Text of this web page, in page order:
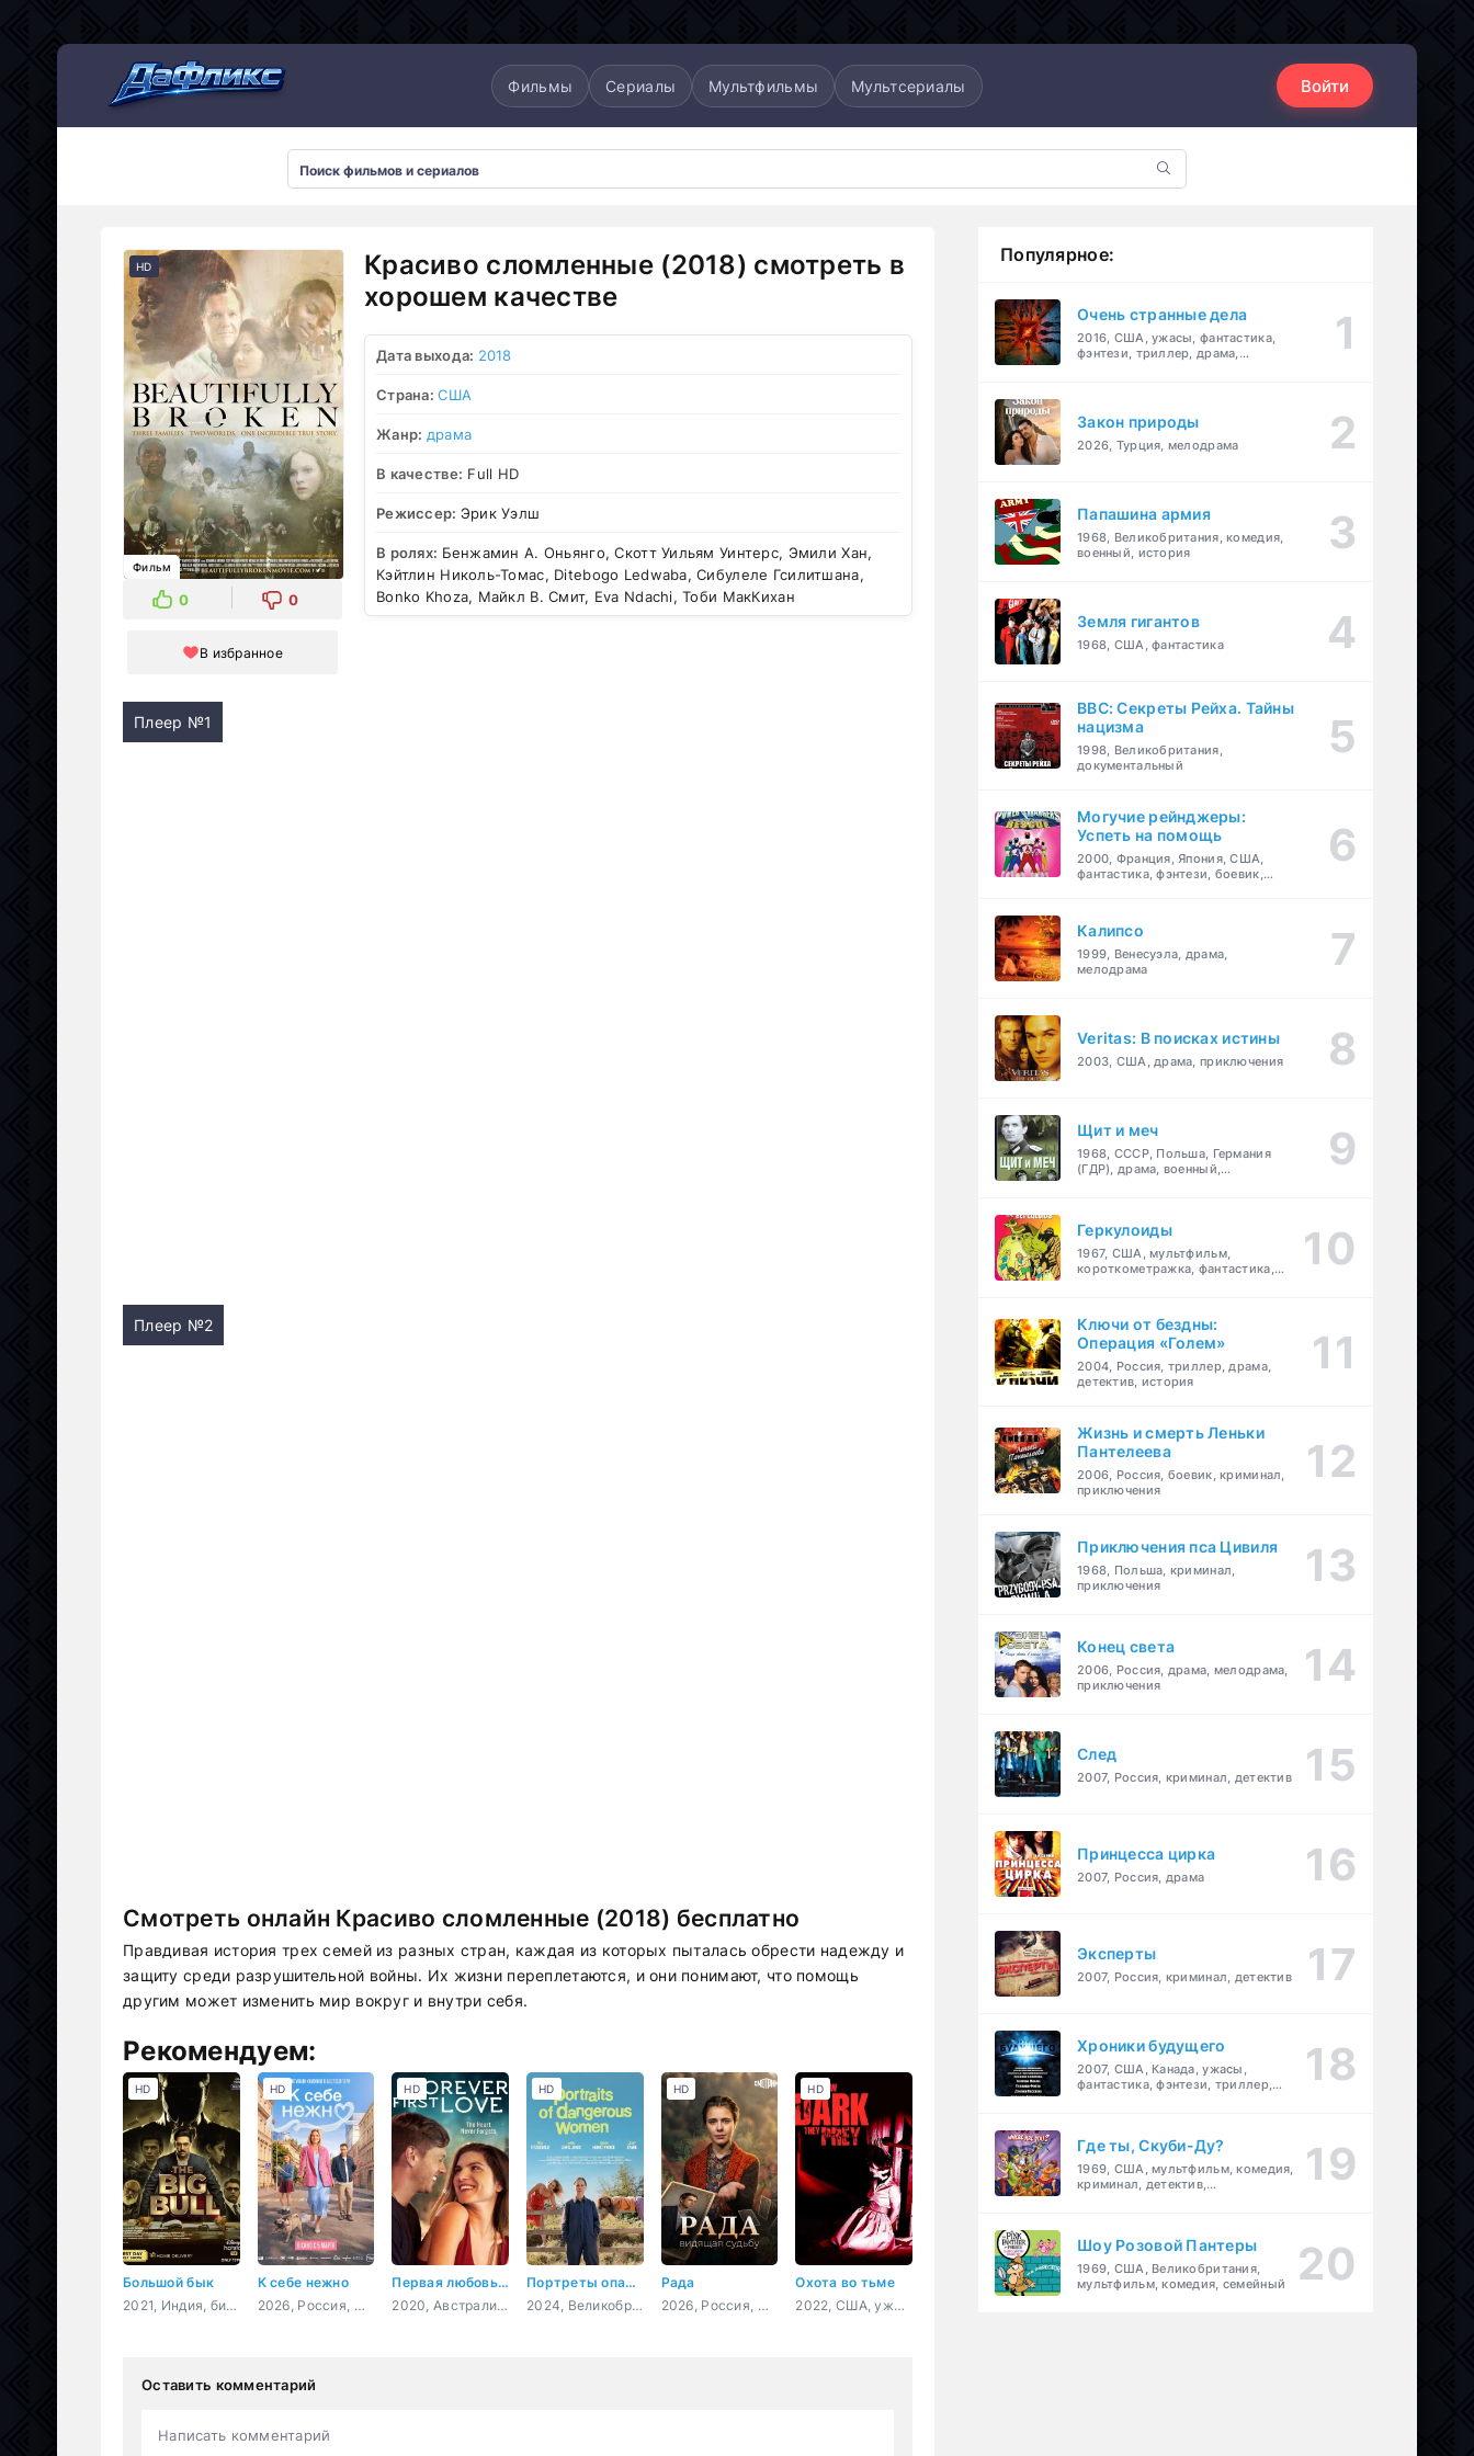
Фильмы Сериалы Мультфильмы Мультсериалы Войти
HD
Фильм
0 0
В избранное
Красиво сломленные (2018) смотреть в
хорошем качестве
Дата выхода: 2018
Страна:США
Жанр: драма
В качестве: Full HD
Режиссер: Эрик Уэлш
В ролях: Бенжамин А. Оньянго, Скотт Уильям Уинтерс, Эмили Хан,
Кэйтлин Николь-Томас, Ditebogo Ledwaba, Сибулеле Гсилитшана,
Bonko Khoza, Майкл В. Смит, Eva Ndachi, Тоби МакКихан
Плеер №1
Плеер №2
Смотреть онлайн Красиво сломленные (2018) бесплатно
Правдивая история трех семей из разных стран, каждая из которых пыталась обрести надежду и
защиту среди разрушительной войны. Их жизни переплетаются, и они понимают, что помощь
другим может изменить мир вокруг и внутри себя.
Рекомендуем:
Большой бык
2021, Индия, биография, криминал, драма
HD
К себе нежно
2026, Россия, мелодрама, комедия
HD
Первая любовь навсегда
2020, Австралия, Филиппины, драма, мелодрама
HD
Портреты опасных женщин
2024, Великобритания, драма, комедия
HD
Рада
2026, Россия, мелодрама, детектив, криминал
HD
Охота во тьме
2022, США, ужасы
HD
Оставить комментарий
Написать комментарий
Популярное:
Очень странные дела
2016, США, ужасы, фантастика,
фэнтези, триллер, драма,
Закон природы
2026, Турция, мелодрама
Папашина армия
1968, Великобритания, комедия,
военный, история
Земля гигантов
1968, США, фантастика
BBC: Секреты Рейха. Тайны
нацизма
1998, Великобритания,
документальный
Могучие рейнджеры:
Успеть на помощь
2000, Франция, Япония, США,
фантастика, фэнтези, боевик,
Калипсо
1999, Венесуэла, драма,
мелодрама
Veritas: В поисках истины
2003, США, драма, приключения
Щит и меч
1968, СССР, Польша, Германия
(ГДР), драма, военный,
Геркулоиды
1967, США, мультфильм,
короткометражка, фантастика,
Ключи от бездны:
Операция «Голем»
2004, Россия, триллер, драма,
детектив, история
Жизнь и смерть Леньки
Пантелеева
2006, Россия, боевик, криминал,
приключения
Приключения пса Цивиля
1968, Польша, криминал,
приключения
Конец света
2006, Россия, драма, мелодрама,
приключения
След
2007, Россия, криминал, детектив
Принцесса цирка
2007, Россия, драма
Эксперты
2007, Россия, криминал, детектив
Хроники будущего
2007, США, Канада, ужасы,
фантастика, фэнтези, триллер,
Где ты, Скуби-Ду?
1969, США, мультфильм, комедия,
криминал, детектив,
Шоу Розовой Пантеры
1969, США, Великобритания,
мультфильм, комедия, семейный
Мультсериалы